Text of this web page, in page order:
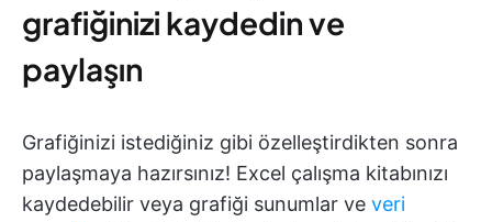
grafiğinizi kaydedin ve
paylaşın
Grafiğinizi istediğiniz gibi özelleştirdikten sonra
paylaşmaya hazırsınız! Excel çalışma kitabınızı
kaydedebilir veya grafiği sunumlar ve veri